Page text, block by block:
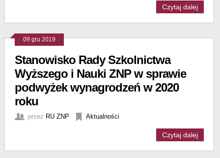
Czytaj dalej
09 gru 2019
Stanowisko Rady Szkolnictwa
Wyższego i Nauki ZNP w sprawie
podwyżek wynagrodzeń w 2020
roku
przez RU ZNP Aktualności
Czytaj dalej